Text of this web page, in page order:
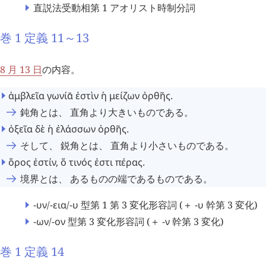
直説法受動相第 1 アオリスト時制分詞
巻 1 定義 11～13
8 月 13 日の内容。
ἀμβλεῖαγωνίᾱἐστὶν ἡ μείζων ὀρθῆς.
鈍角とは、 直角より大きいものである。
ὀξεῖαδὲ ἡ ἐλάσσων ὀρθῆς.
そして、 鋭角とは、 直角より小さいものである。
ὅρος ἐστίν, ὅ τινός ἐστιπέρας.
境界とは、 あるものの端であるものである。
-υν/-εια/-υ 型第 1 第 3 変化形容詞 (＋ -υ 幹第 3 変化)
-ων/-ον型第 3 変化形容詞 (＋ -ν幹第 3 変化)
巻 1 定義 14